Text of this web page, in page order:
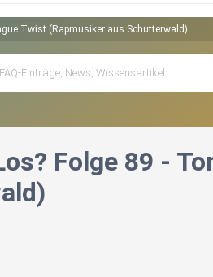
Twist (Rapmusiker aus Schutterwald)
Folge 89 -